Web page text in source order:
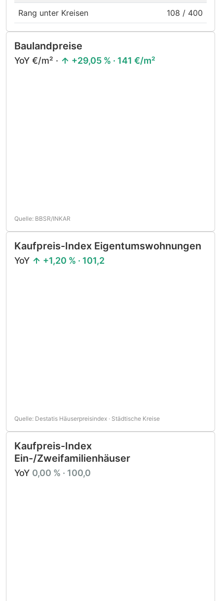
Rang unter Kreisen 108 / 400
Baulandpreise
YoY €/m² · +29,05 % · 141 €/m²
Quelle: BBSR/INKAR
Kaufpreis-Index Eigentumswohnungen
YoY +1,20 % · 101,2
Quelle: Destatis Häuserpreisindex · Städtische Kreise
Kaufpreis-Index
Ein-/Zweifamilienhäuser
YoY 0,00 % · 100,0